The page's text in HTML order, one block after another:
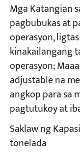
Mga Katangian
pagbubukas at
operasyon,
kinakailangang
operasyon;
adjustable na
angkop para sa
pagtutukoy at
Saklaw ng
tonelada